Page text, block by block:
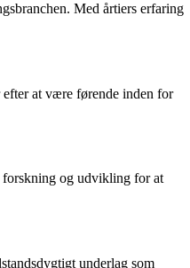
Med årtiers erfaring
at være førende inden for
forskning og udvikling for at
underlag som